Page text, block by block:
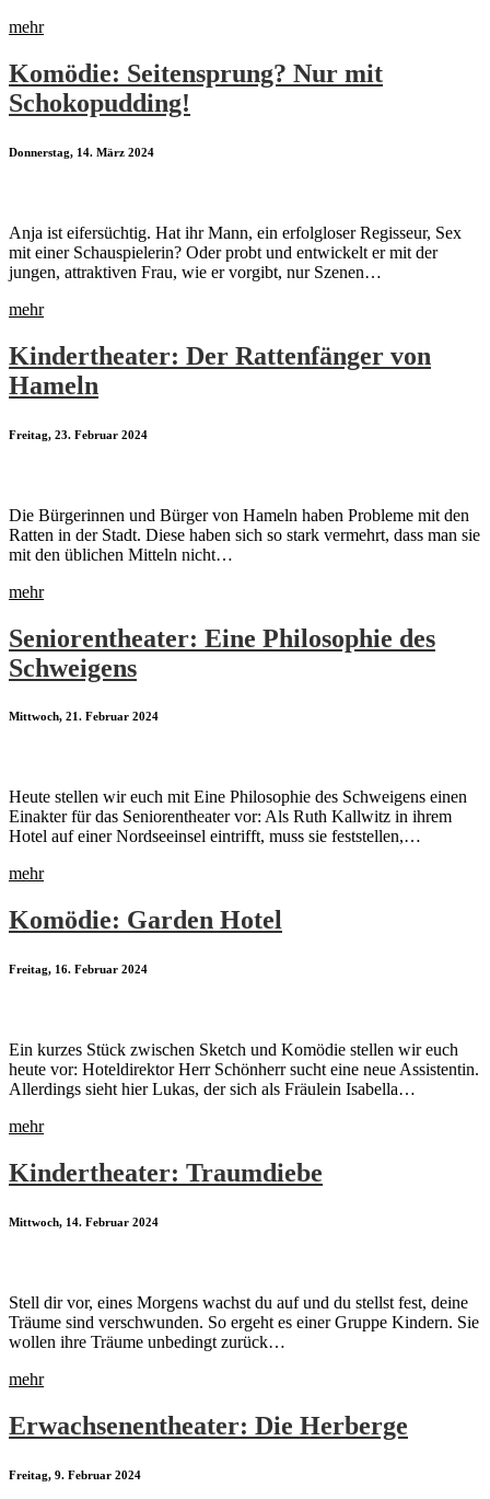
mehr
Komödie: Seitensprung? Nur mit
Schokopudding!
Donnerstag, 14. März 2024
Anja ist eifersüchtig. Hat ihr Mann, ein erfolgloser Regisseur, Sex
mit einer Schauspielerin? Oder probt und entwickelt er mit der
jungen, attraktiven Frau, wie er vorgibt, nur Szenen…
mehr
Kindertheater: Der Rattenfänger von
Hameln
Freitag, 23. Februar 2024
Die Bürgerinnen und Bürger von Hameln haben Probleme mit den
Ratten in der Stadt. Diese haben sich so stark vermehrt, dass man sie
mit den üblichen Mitteln nicht…
mehr
Seniorentheater: Eine Philosophie des
Schweigens
Mittwoch, 21. Februar 2024
Heute stellen wir euch mit Eine Philosophie des Schweigens einen
Einakter für das Seniorentheater vor: Als Ruth Kallwitz in ihrem
Hotel auf einer Nordseeinsel eintrifft, muss sie feststellen,…
mehr
Komödie: Garden Hotel
Freitag, 16. Februar 2024
Ein kurzes Stück zwischen Sketch und Komödie stellen wir euch
heute vor: Hoteldirektor Herr Schönherr sucht eine neue Assistentin.
Allerdings sieht hier Lukas, der sich als Fräulein Isabella…
mehr
Kindertheater: Traumdiebe
Mittwoch, 14. Februar 2024
Stell dir vor, eines Morgens wachst du auf und du stellst fest, deine
Träume sind verschwunden. So ergeht es einer Gruppe Kindern. Sie
wollen ihre Träume unbedingt zurück…
mehr
Erwachsenentheater: Die Herberge
Freitag, 9. Februar 2024